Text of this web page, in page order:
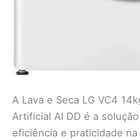
A Lava e Seca LG VC4
Artificial AI DD é a
eficiência e praticidade na